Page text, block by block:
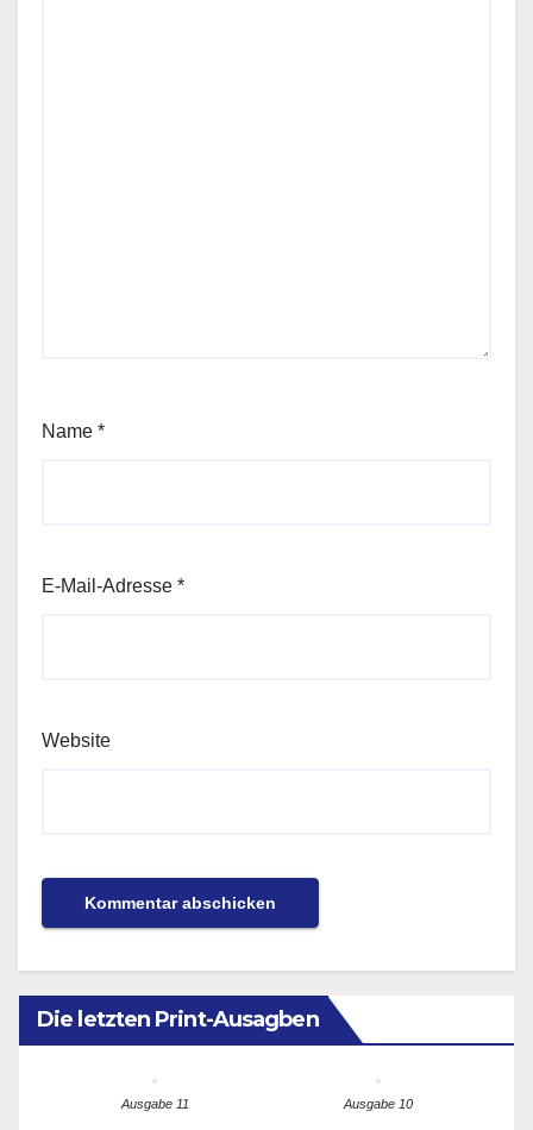
Name *
E-Mail-Adresse *
Website
Die letzten Print-Ausagben
Ausgabe 11 Ausgabe 10